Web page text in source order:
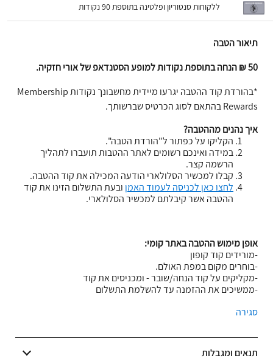
ללקוחות סנטוריון ופלטינה בתוספת 90 נקודות
תיאור הטבה
50 ₪ הנחה בתוספת נקודות למופע הסטנדאפ של אורי חזקיה.
*בהורדת קוד ההטבה יגרעו מיידית מחשבונך נקודות Membership
Rewards בהתאם לסוג הכרטיס שברשותך.
איך נהנים מההטבה?
הקליקו על כפתור ל"הורדת הטבה".
במידה ואינכם רשומים לאתר ההטבות תועברו לתהליך
הרשמה קצר.
קבלו למכשיר הסלולארי הודעה המכילה את קוד ההטבה.
לחצו כאן לכניסה לעמוד האמן ובעת התשלום הזינו את קוד
ההטבה אשר קיבלתם למכשיר הסלולארי.
אופן מימוש ההטבה באתר קומי:
-מורידים קוד קופון
-בוחרים מקום במפת האולם.
-מקליקים על קוד הנחה/שובר - ומכניסים את קוד
-ממשיכים את ההזמנה עד להשלמת התשלום
סגירה
תנאים ומגבלות